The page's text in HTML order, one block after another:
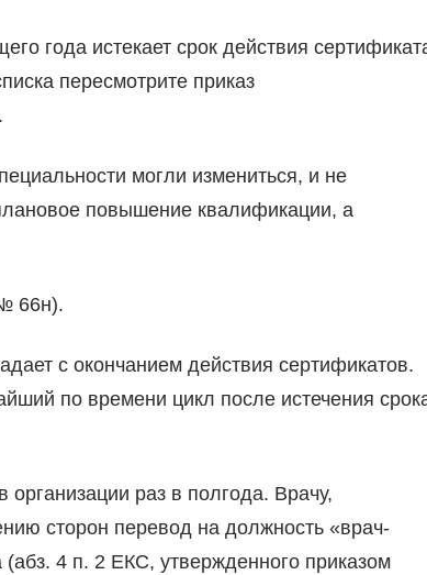
года истекает срок действия
пересмотрите приказ
могли измениться, и не
повышение квалификации, а
66н).
с окончанием действия сертификатов.
по времени цикл после истечения
раз в полгода. Врачу,
сторон перевод на должность «врач-
4 п. 2 ЕКС, утвержденного приказом